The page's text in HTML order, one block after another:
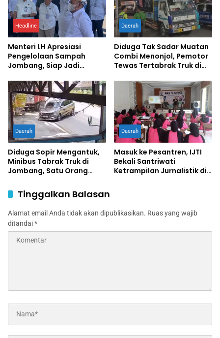
Headline
Menteri LH Apresiasi
Pengelolaan Sampah
Jombang, Siap Jadi
Daerah
Diduga Tak Sadar Muatan
Combi Menonjol, Pemotor
Tewas Tertabrak Truk di
Daerah
Diduga Sopir Mengantuk,
Minibus Tabrak Truk di
Jombang, Satu Orang
Daerah
Masuk ke Pesantren, IJTI
Bekali Santriwati
Ketrampilan Jurnalistik di
Tinggalkan Balasan
Alamat email Anda tidak akan dipublikasikan. Ruas yang wajib
ditandai*